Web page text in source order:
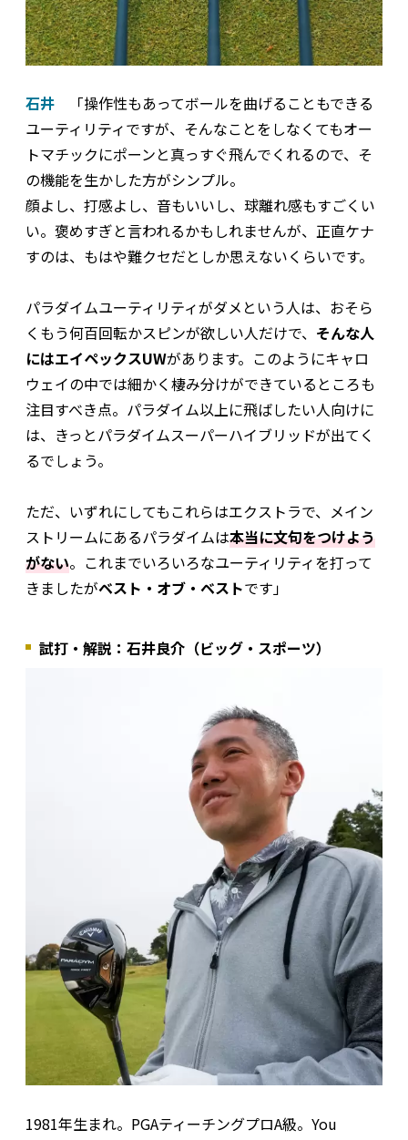
石井 「操作性もあってボールを曲げることもできる
ユーティリティですが、そんなことをしなくてもオー
トマチックにポーンと真っすぐ飛んでくれるので、そ
の機能を生かした方がシンプル。
顔よし、打感よし、音もいいし、球離れ感もすごくい
い。褒めすぎと言われるかもしれませんが、正直ケナ
すのは、もはや難クセだとしか思えないくらいです。
パラダイムユーティリティがダメという人は、おそら
くもう何百回転かスピンが欲しい人だけで、 そんな人
にはエイペックスUWがあります。このようにキャロ
ウェイの中では細かく棲み分けができているところも
注目すべき点。パラダイム以上に飛ばしたい人向けに
は、きっとパラダイムスーパーハイブリッドが出てく
るでしょう。
ただ、いずれにしてもこれらはエクストラで、メイン
ストリームにあるパラダイムは本当に文句をつけよう
がない。これまでいろいろなユーティリティを打って
きましたがベスト・オブ・ベストです」
試打・解説：石井良介（ビッグ・スポーツ）
1981年生まれ。PGAティーチングプロA級。You